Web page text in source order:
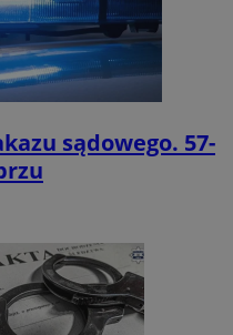
sądowego. 57-